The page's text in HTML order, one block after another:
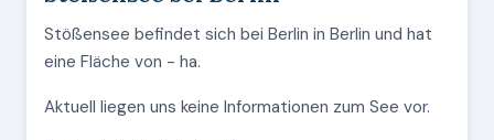
Stößensee befindet sich bei Berlin in Berlin und hat
eine Fläche von - ha.
Aktuell liegen uns keine Informationen zum See vor.